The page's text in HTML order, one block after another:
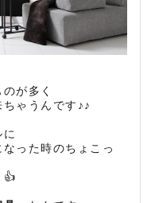
が多く
ゃうんです♪♪
に
った時のちょこっ
👍